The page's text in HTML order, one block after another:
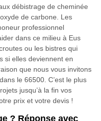
débistrage de cheminée
de carbone. Les
professionnel
dans ce milieu à Eus
ou les bistres qui
si elles deviennent en
que nous vous invitons
le 66500. C’est le plus
jusqu’à la fin vos
prix et votre devis !
? Réponse avec